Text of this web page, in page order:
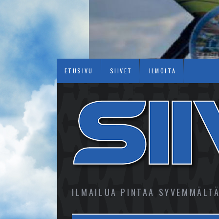
ETUSIVU SIIVET ILMOITA
ILMAILUA PINTAA